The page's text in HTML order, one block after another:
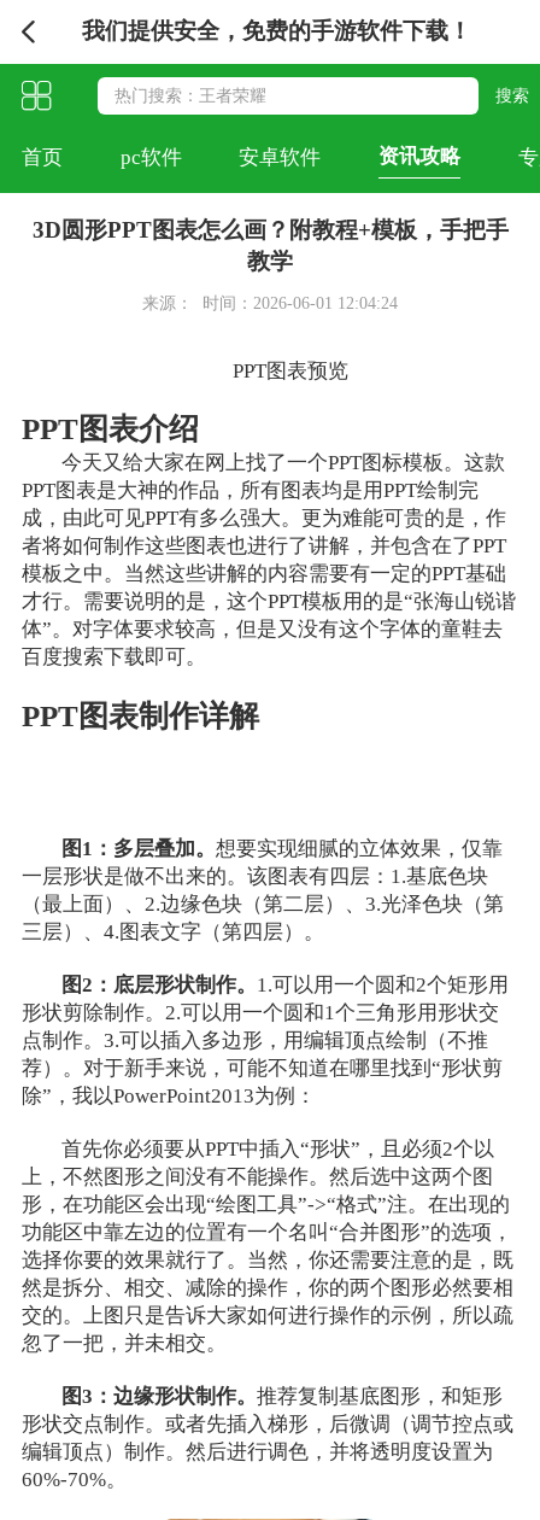
我们提供安全，免费的手游软件下载！
首页 pc软件 安卓软件 资讯攻略
3D圆形PPT图表怎么画？附教程+模板，手把手
教学
来源： 时间：2026-06-01 12:04:24
PPT图表预览
PPT图表介绍
今天又给大家在网上找了一个PPT图标模板。这款
PPT图表是大神的作品，所有图表均是用PPT绘制完
成，由此可见PPT有多么强大。更为难能可贵的是，作
者将如何制作这些图表也进行了讲解，并包含在了PPT
模板之中。当然这些讲解的内容需要有一定的PPT基础
才行。需要说明的是，这个PPT模板用的是“张海山锐谐
体”。对字体要求较高，但是又没有这个字体的童鞋去
百度搜索下载即可。
PPT图表制作详解
图1：多层叠加。想要实现细腻的立体效果，仅靠
一层形状是做不出来的。该图表有四层：1.基底色块
（最上面）、2.边缘色块（第二层）、3.光泽色块（第
三层）、4.图表文字（第四层）。
图2：底层形状制作。 1.可以用一个圆和2个矩形用
形状剪除制作。2.可以用一个圆和1个三角形用形状交
点制作。3.可以插入多边形，用编辑顶点绘制（不推
荐）。对于新手来说，可能不知道在哪里找到“形状剪
除”，我以PowerPoint2013为例：
首先你必须要从PPT中插入“形状”，且必须2个以
上，不然图形之间没有不能操作。然后选中这两个图
形，在功能区会出现“绘图工具”->“格式”注。在出现的
功能区中靠左边的位置有一个名叫“合并图形”的选项，
选择你要的效果就行了。当然，你还需要注意的是，既
然是拆分、相交、减除的操作，你的两个图形必然要相
交的。上图只是告诉大家如何进行操作的示例，所以疏
忽了一把，并未相交。
图3：边缘形状制作。推荐复制基底图形，和矩形
形状交点制作。或者先插入梯形，后微调（调节控点或
编辑顶点）制作。然后进行调色，并将透明度设置为
60%-70%。